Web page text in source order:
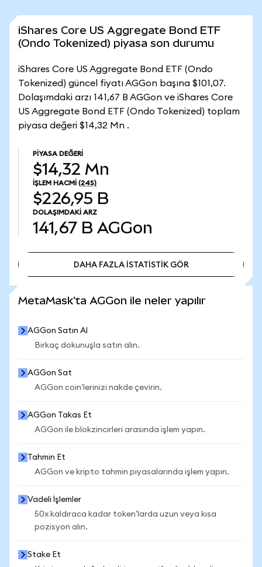
iShares Core US Aggregate Bond ETF
(Ondo Tokenized) piyasa son durumu
iShares Core US Aggregate Bond ETF (Ondo
Tokenized) güncel fiyatı AGGon başına $101,07.
Dolaşımdaki arzı 141,67 B AGGon ve iShares Core
US Aggregate Bond ETF (Ondo Tokenized) toplam
piyasa değeri $14,32 Mn .
PIYASA DEĞERI
$14,32 Mn
İŞLEM HACMI (24S)
$226,95 B
DOLAŞIMDAKI ARZ
141,67 B AGGon
DAHA FAZLA İSTATİSTİK GÖR
MetaMask'ta AGGon ile neler yapılır
AGGon Satın Al
Birkaç dokunuşla satın alın.
AGGon Sat
AGGon coin'lerinizi nakde çevirin.
AGGon Takas Et
AGGon ile blokzincirleri arasında işlem yapın.
Tahmin Et
AGGon ve kripto tahmin piyasalarında işlem yapın.
Vadeli İşlemler
50x kaldıraca kadar token'larda uzun veya kısa
pozisyon alın.
Stake Et